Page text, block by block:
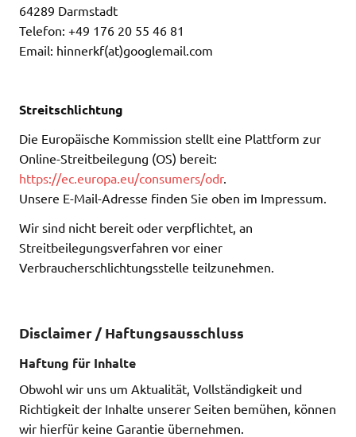
64289 Darmstadt
Telefon: +49 176 20 55 46 81
Email: hinnerkf(at)googlemail.com
Streitschlichtung
Die Europäische Kommission stellt eine Plattform zur
Online-Streitbeilegung (OS) bereit:
https://ec.europa.eu/consumers/odr.
Unsere E-Mail-Adresse finden Sie oben im Impressum.
Wir sind nicht bereit oder verpflichtet, an
Streitbeilegungsverfahren vor einer
Verbraucherschlichtungsstelle teilzunehmen.
Disclaimer / Haftungsausschluss
Haftung für Inhalte
Obwohl wir uns um Aktualität, Vollständigkeit und
Richtigkeit der Inhalte unserer Seiten bemühen, können
wir hierfür keine Garantie übernehmen.